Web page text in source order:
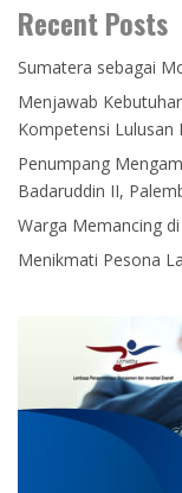
Recent Posts
Sumatera sebagai
Menjawab
Kompetensi Lulusan
Penumpang
Badaruddin II,
Warga Memancing
Menikmati Pesona